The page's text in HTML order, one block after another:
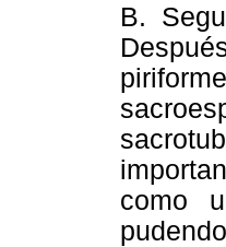
B.
como